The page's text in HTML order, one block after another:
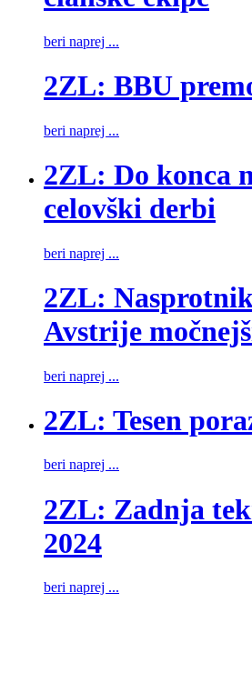
beri naprej ...
2ZL: BBU
beri naprej ...
2ZL: Do konca
celovški derbi
beri naprej ...
2ZL:
Avstrije
beri naprej ...
2ZL: Tesen
beri naprej ...
2ZL: Zadnja
2024
beri naprej ...